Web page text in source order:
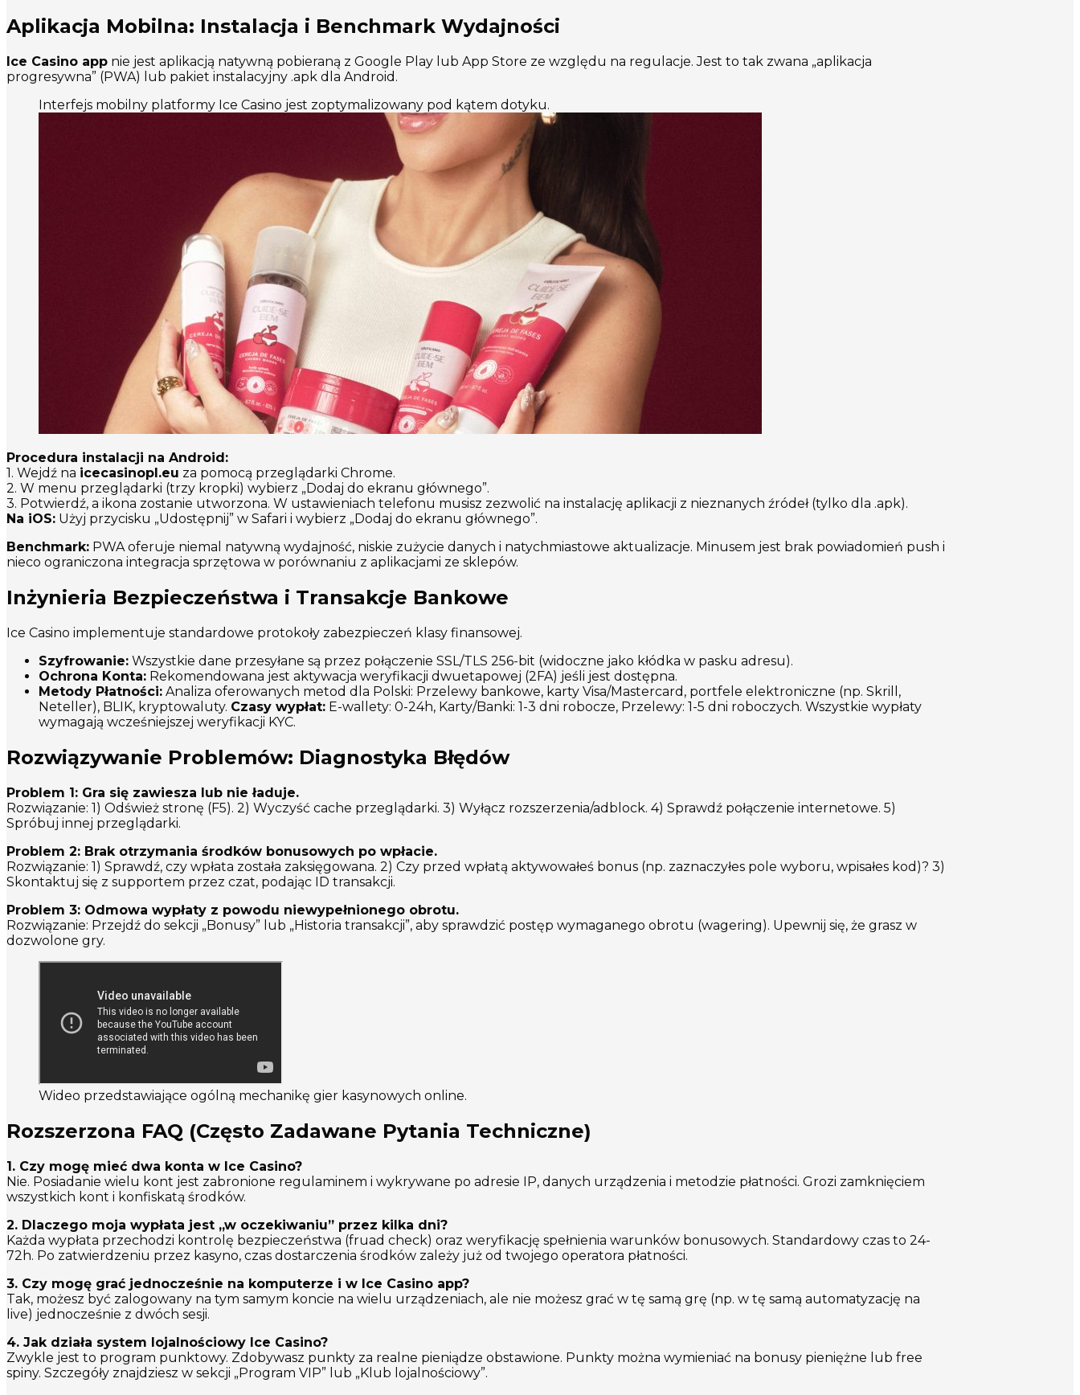
Aplikacja Mobilna: Instalacja i Benchmark Wydajności
Ice Casino app nie jest aplikacją natywną pobieraną z Google Play lub App Store ze względu na regulacje. Jest to tak zwana „aplikacja
progresywna” (PWA) lub pakiet instalacyjny .apk dla Android.
Interfejs mobilny platformy Ice Casino jest zoptymalizowany pod kątem dotyku.
Procedura instalacji na Android:
1. Wejdź na icecasinopl.eu za pomocą przeglądarki Chrome.
2. W menu przeglądarki (trzy kropki) wybierz „Dodaj do ekranu głównego”.
3. Potwierdź, a ikona zostanie utworzona. W ustawieniach telefonu musisz zezwolić na instalację aplikacji z nieznanych źródeł (tylko dla .apk).
Na iOS: Użyj przycisku „Udostępnij” w Safari i wybierz „Dodaj do ekranu głównego”.
Benchmark: PWA oferuje niemal natywną wydajność, niskie zużycie danych i natychmiastowe aktualizacje. Minusem jest brak powiadomień push i
nieco ograniczona integracja sprzętowa w porównaniu z aplikacjami ze sklepów.
Inżynieria Bezpieczeństwa i Transakcje Bankowe
Ice Casino implementuje standardowe protokoły zabezpieczeń klasy finansowej.
Szyfrowanie: Wszystkie dane przesyłane są przez połączenie SSL/TLS 256-bit (widoczne jako kłódka w pasku adresu).
Ochrona Konta: Rekomendowana jest aktywacja weryfikacji dwuetapowej (2FA) jeśli jest dostępna.
Metody Płatności: Analiza oferowanych metod dla Polski: Przelewy bankowe, karty Visa/Mastercard, portfele elektroniczne (np. Skrill,
Neteller), BLIK, kryptowaluty. Czasy wypłat: E-wallety: 0-24h, Karty/Banki: 1-3 dni robocze, Przelewy: 1-5 dni roboczych. Wszystkie wypłaty
wymagają wcześniejszej weryfikacji KYC.
Rozwiązywanie Problemów: Diagnostyka Błędów
Problem 1: Gra się zawiesza lub nie ładuje.
Rozwiązanie: 1) Odśwież stronę (F5). 2) Wyczyść cache przeglądarki. 3) Wyłącz rozszerzenia/adblock. 4) Sprawdź połączenie internetowe. 5)
Spróbuj innej przeglądarki.
Problem 2: Brak otrzymania środków bonusowych po wpłacie.
Rozwiązanie: 1) Sprawdź, czy wpłata została zaksięgowana. 2) Czy przed wpłatą aktywowałeś bonus (np. zaznaczyłes pole wyboru, wpisałes kod)? 3)
Skontaktuj się z supportem przez czat, podając ID transakcji.
Problem 3: Odmowa wypłaty z powodu niewypełnionego obrotu.
Rozwiązanie: Przejdź do sekcji „Bonusy” lub „Historia transakcji”, aby sprawdzić postęp wymaganego obrotu (wagering). Upewnij się, że grasz w
dozwolone gry.
Wideo przedstawiające ogólną mechanikę gier kasynowych online.
Rozszerzona FAQ (Często Zadawane Pytania Techniczne)
1. Czy mogę mieć dwa konta w Ice Casino?
Nie. Posiadanie wielu kont jest zabronione regulaminem i wykrywane po adresie IP, danych urządzenia i metodzie płatności. Grozi zamknięciem
wszystkich kont i konfiskatą środków.
2. Dlaczego moja wypłata jest „w oczekiwaniu” przez kilka dni?
Każda wypłata przechodzi kontrolę bezpieczeństwa (fruad check) oraz weryfikację spełnienia warunków bonusowych. Standardowy czas to 24-
72h. Po zatwierdzeniu przez kasyno, czas dostarczenia środków zależy już od twojego operatora płatności.
3. Czy mogę grać jednocześnie na komputerze i w Ice Casino app?
Tak, możesz być zalogowany na tym samym koncie na wielu urządzeniach, ale nie możesz grać w tę samą grę (np. w tę samą automatyzację na
live) jednocześnie z dwóch sesji.
4. Jak działa system lojalnościowy Ice Casino?
Zwykle jest to program punktowy. Zdobywasz punkty za realne pieniądze obstawione. Punkty można wymieniać na bonusy pieniężne lub free
spiny. Szczegóły znajdziesz w sekcji „Program VIP” lub „Klub lojalnościowy”.